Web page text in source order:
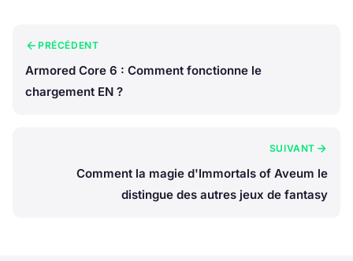
PRÉCÉDENT
Armored Core 6 : Comment fonctionne le
chargement EN ?
SUIVANT
Comment la magie d'Immortals of Aveum le
distingue des autres jeux de fantasy